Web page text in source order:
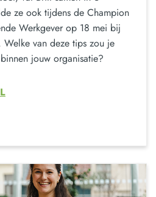
ze ook tijdens de Champion
Werkgever op 18 mei bij
van deze tips zou je
jouw organisatie?